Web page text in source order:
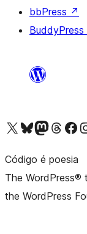
bbPress ↗
BuddyPress
Visit our X (formerly Twitter) account
Visit our Bluesky account
Visit our Mastodon
Visit ourVisit our
Código é poesia
The WordPress®
the WordPress